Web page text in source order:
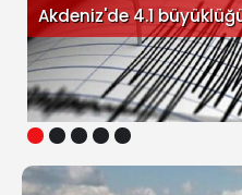
1 2 3 4 5
Akdeniz'de 4.1